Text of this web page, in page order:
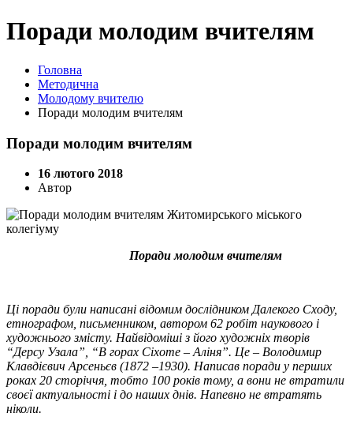
Поради молодим вчителям
Головна
Методична
Молодому вчителю
Поради молодим вчителям
Поради молодим вчителям
16 лютого 2018
Автор
Поради молодим вчителям
Ці поради були написані відомим дослідником Далекого Сходу,
етнографом, письменником, автором 62 робіт наукового і
художнього змісту. Найвідоміші з його художніх творів
“Дерсу Узала”, “В горах Сіхоте – Аліня”. Це – Володимир
Клавдієвич Арсеньєв (1872 –1930). Написав поради у перших
роках 20 сторіччя, тобто 100 років тому, а вони не втратили
своєї актуальності і до наших днів. Напевно не втратять
ніколи.